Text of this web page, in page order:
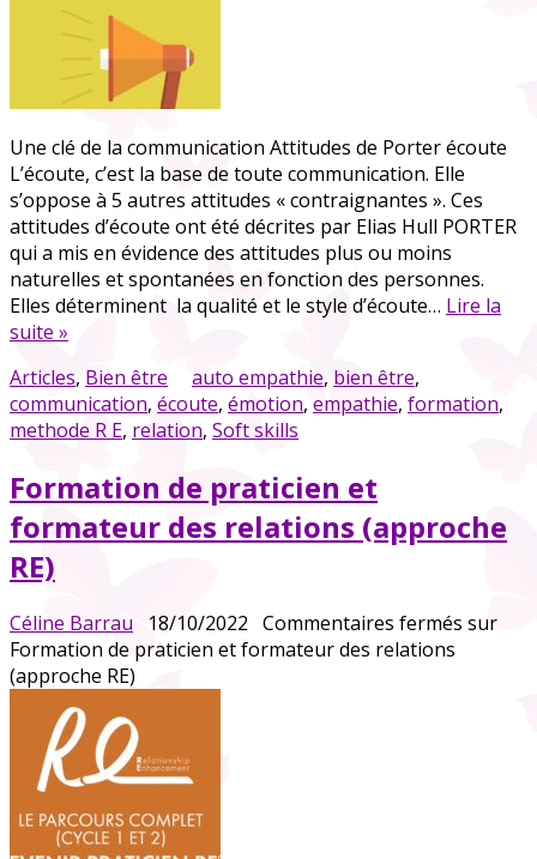
Une clé de la communication Attitudes de Porter écoute
L’écoute, c’est la base de toute communication. Elle
s’oppose à 5 autres attitudes « contraignantes ». Ces
attitudes d’écoute ont été décrites par Elias Hull PORTER
qui a mis en évidence des attitudes plus ou moins
naturelles et spontanées en fonction des personnes.
Elles déterminent la qualité et le style d’écoute… Lire la
suite »
Articles, Bien être auto empathie, bien être,
communication, écoute, émotion, empathie, formation,
methode R E, relation, Soft skills
Formation de praticien et
formateur des relations (approche
RE)
Céline Barrau 18/10/2022 Commentaires fermés sur
Formation de praticien et formateur des relations
(approche RE)